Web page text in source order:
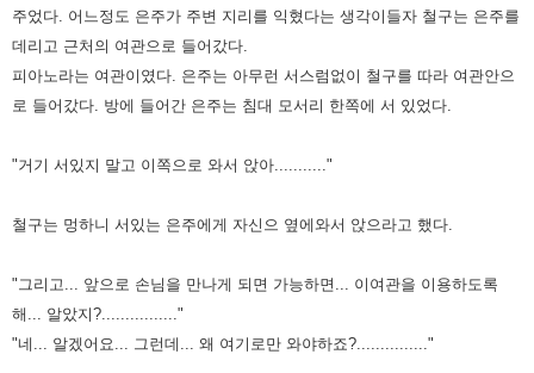
주었다. 어느정도 은주가 주변 지리를 익혔다는 생각이들자 철구는 은주를
데리고 근처의 여관으로 들어갔다.
피아노라는 여관이였다. 은주는 아무런 서스럼없이 철구를 따라 여관안으
로 들어갔다. 방에 들어간 은주는 침대 모서리 한쪽에 서 있었다.
"거기 서있지 말고 이쪽으로 와서 앉아..........."
철구는 멍하니 서있는 은주에게 자신으 옆에와서 앉으라고 했다.
"그리고... 앞으로 손님을 만나게 되면 가능하면... 이여관을 이용하도록
해... 알았지?................"
"네... 알겠어요... 그런데... 왜 여기로만 와야하죠?..............."